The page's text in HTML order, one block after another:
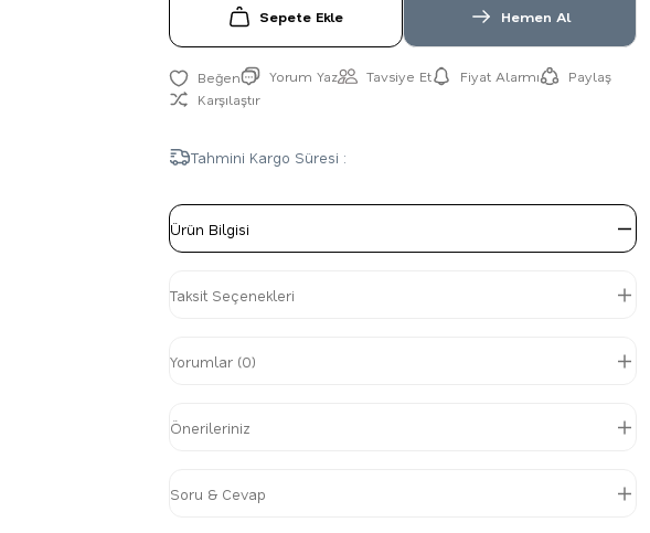
Sepete Ekle Hemen Al
Yorum Yaz Tavsiye Et Fiyat Alarmı
Paylaş
Karşılaştır
Tahmini Kargo Süresi :
Ürün Bilgisi
Taksit Seçenekleri
Yorumlar (0)
Önerileriniz
Soru & Cevap